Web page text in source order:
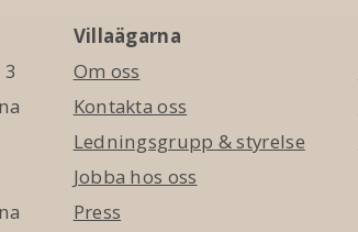
Villaägarna
Om oss
Kontakta oss
Ledningsgrupp & styrelse
Jobba hos oss
Press